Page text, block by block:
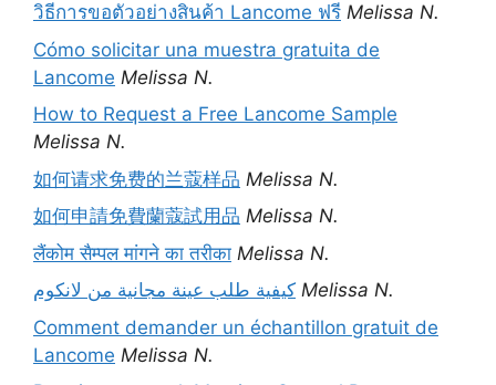
วิธีการขอตัวอย่างสินค้า Lancome ฟรี Melissa N.
Cómo solicitar una muestra gratuita de
Lancome Melissa N.
How to Request a Free Lancome Sample
Melissa N.
如何请求免费的兰蔻样品 Melissa N.
如何申請免費蘭蔻試用品 Melissa N.
लैंकोम सैम्पल मांगने का तरीका Melissa N.
كيفية طلب عينة مجانية من لانكوم Melissa N.
Comment demander un échantillon gratuit de
Lancome Melissa N.